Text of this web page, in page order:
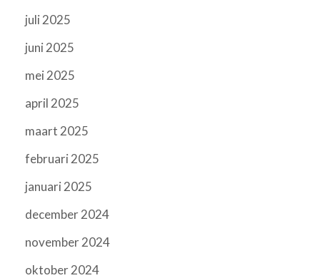
juli 2025
juni 2025
mei 2025
april 2025
maart 2025
februari 2025
januari 2025
december 2024
november 2024
oktober 2024